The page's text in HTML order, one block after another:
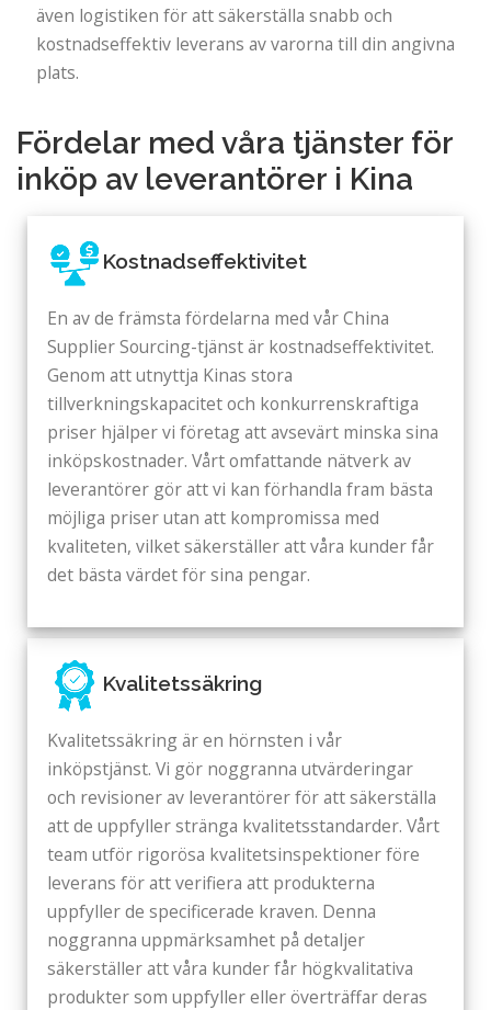
även logistiken för att säkerställa snabb och
kostnadseffektiv leverans av varorna till din angivna
plats.
Fördelar med våra tjänster för
inköp av leverantörer i Kina
Kostnadseffektivitet
En av de främsta fördelarna med vår China
Supplier Sourcing-tjänst är kostnadseffektivitet.
Genom att utnyttja Kinas stora
tillverkningskapacitet och konkurrenskraftiga
priser hjälper vi företag att avsevärt minska sina
inköpskostnader. Vårt omfattande nätverk av
leverantörer gör att vi kan förhandla fram bästa
möjliga priser utan att kompromissa med
kvaliteten, vilket säkerställer att våra kunder får
det bästa värdet för sina pengar.
Kvalitetssäkring
Kvalitetssäkring är en hörnsten i vår
inköpstjänst. Vi gör noggranna utvärderingar
och revisioner av leverantörer för att säkerställa
att de uppfyller stränga kvalitetsstandarder. Vårt
team utför rigorösa kvalitetsinspektioner före
leverans för att verifiera att produkterna
uppfyller de specificerade kraven. Denna
noggranna uppmärksamhet på detaljer
säkerställer att våra kunder får högkvalitativa
produkter som uppfyller eller överträffar deras